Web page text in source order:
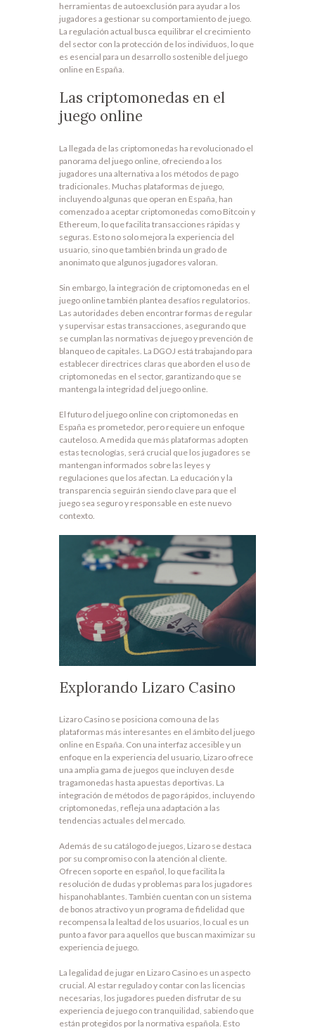
herramientas de autoexclusión para ayudar a los
jugadores a gestionar su comportamiento de juego.
La regulación actual busca equilibrar el crecimiento
del sector con la protección de los individuos, lo que
es esencial para un desarrollo sostenible del juego
online en España.
Las criptomonedas en el
juego online
La llegada de las criptomonedas ha revolucionado el
panorama del juego online, ofreciendo a los
jugadores una alternativa a los métodos de pago
tradicionales. Muchas plataformas de juego,
incluyendo algunas que operan en España, han
comenzado a aceptar criptomonedas como Bitcoin y
Ethereum, lo que facilita transacciones rápidas y
seguras. Esto no solo mejora la experiencia del
usuario, sino que también brinda un grado de
anonimato que algunos jugadores valoran.
Sin embargo, la integración de criptomonedas en el
juego online también plantea desafíos regulatorios.
Las autoridades deben encontrar formas de regular
y supervisar estas transacciones, asegurando que
se cumplan las normativas de juego y prevención de
blanqueo de capitales. La DGOJ está trabajando para
establecer directrices claras que aborden el uso de
criptomonedas en el sector, garantizando que se
mantenga la integridad del juego online.
El futuro del juego online con criptomonedas en
España es prometedor, pero requiere un enfoque
cauteloso. A medida que más plataformas adopten
estas tecnologías, será crucial que los jugadores se
mantengan informados sobre las leyes y
regulaciones que los afectan. La educación y la
transparencia seguirán siendo clave para que el
juego sea seguro y responsable en este nuevo
contexto.
Explorando Lizaro Casino
Lizaro Casino se posiciona como una de las
plataformas más interesantes en el ámbito del juego
online en España. Con una interfaz accesible y un
enfoque en la experiencia del usuario, Lizaro ofrece
una amplia gama de juegos que incluyen desde
tragamonedas hasta apuestas deportivas. La
integración de métodos de pago rápidos, incluyendo
criptomonedas, refleja una adaptación a las
tendencias actuales del mercado.
Además de su catálogo de juegos, Lizaro se destaca
por su compromiso con la atención al cliente.
Ofrecen soporte en español, lo que facilita la
resolución de dudas y problemas para los jugadores
hispanohablantes. También cuentan con un sistema
de bonos atractivo y un programa de fidelidad que
recompensa la lealtad de los usuarios, lo cual es un
punto a favor para aquellos que buscan maximizar su
experiencia de juego.
La legalidad de jugar en Lizaro Casino es un aspecto
crucial. Al estar regulado y contar con las licencias
necesarias, los jugadores pueden disfrutar de su
experiencia de juego con tranquilidad, sabiendo que
están protegidos por la normativa española. Esto